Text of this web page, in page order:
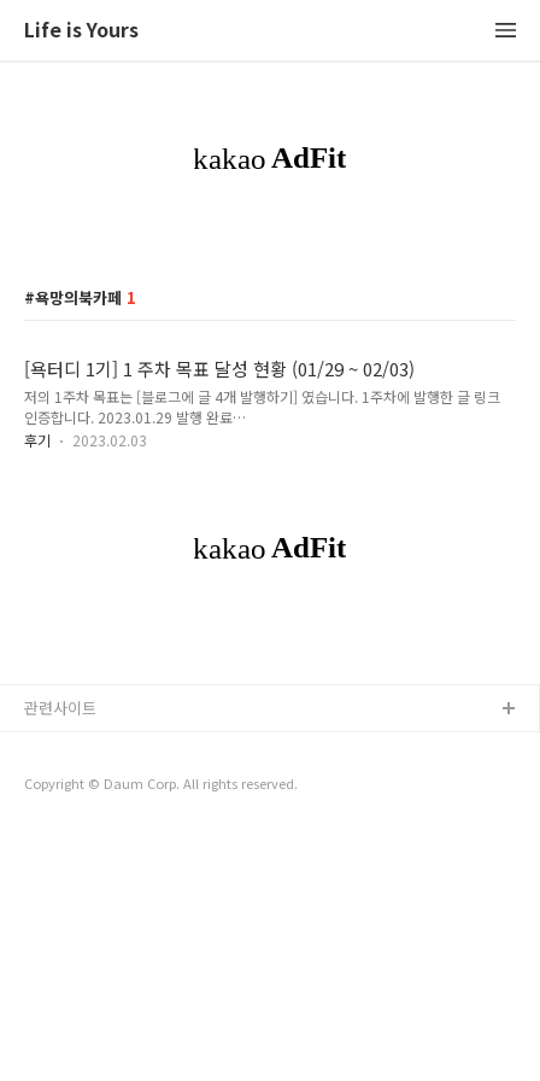
Life is Yours
욕망의북카페 1
[욕터디 1기] 1 주차 목표 달성 현황 (01/29 ~ 02/03)
저의 1주차 목표는 [블로그에 글 4개 발행하기] 였습니다. 1주차에 발행한 글 링크
인증합니다. 2023.01.29 발행 완료
https://hjht18.tistory.com/entry/%EC%B1%85-
람이 생각한 대로 된것이라고 할 수 있다. .. 즉 이미 실현된 것들은 자신의 마음이 원
해서 생긴 일이며 이 hjht18-gofordream.com 2023.01.31 발행 완료
후기 2023.02.03
Copyright © Daum Corp. All rights reserved.
관련사이트